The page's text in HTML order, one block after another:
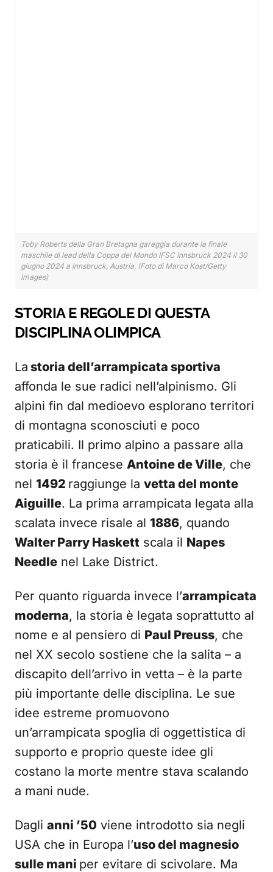
Toby Roberts della Gran Bretagna gareggia durante la finale
maschile di lead della Coppa del Mondo IFSC Innsbruck 2024 il 30
giugno 2024 a Innsbruck, Austria. (Foto di Marco Kost/Getty
Images)
STORIA E REGOLE DI QUESTA
DISCIPLINA OLIMPICA
La storia dell’arrampicata sportiva
affonda le sue radici nell’alpinismo. Gli
alpini fin dal medioevo esplorano territori
di montagna sconosciuti e poco
praticabili. Il primo alpino a passare alla
storia è il francese Antoine de Ville, che
nel 1492 raggiunge la vetta del monte
Aiguille. La prima arrampicata legata alla
scalata invece risale al 1886, quando
Walter Parry Haskett scala il Napes
Needle nel Lake District.
Per quanto riguarda invece l’arrampicata
moderna, la storia è legata soprattutto al
nome e al pensiero di Paul Preuss, che
nel XX secolo sostiene che la salita – a
discapito dell’arrivo in vetta – è la parte
più importante delle disciplina. Le sue
idee estreme promuovono
un’arrampicata spoglia di oggettistica di
supporto e proprio queste idee gli
costano la morte mentre stava scalando
a mani nude.
Dagli anni ’50 viene introdotto sia negli
USA che in Europa l’uso del magnesio
sulle mani per evitare di scivolare. Ma